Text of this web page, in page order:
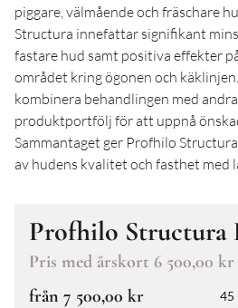
piggare, välmående och fräschare
Structura innefattar signifikant
fastare hud samt positiva effekter
området kring ögonen och
kombinera behandlingen med
produktportfölj för att uppnå
Sammantaget ger Profhilo
av hudens kvalitet och fasthet med
Profhilo Structura
Pris med årskort 6 500,00 kr
från 7 500,00 kr 45